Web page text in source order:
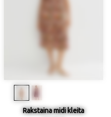
Rakstaina midi kleita